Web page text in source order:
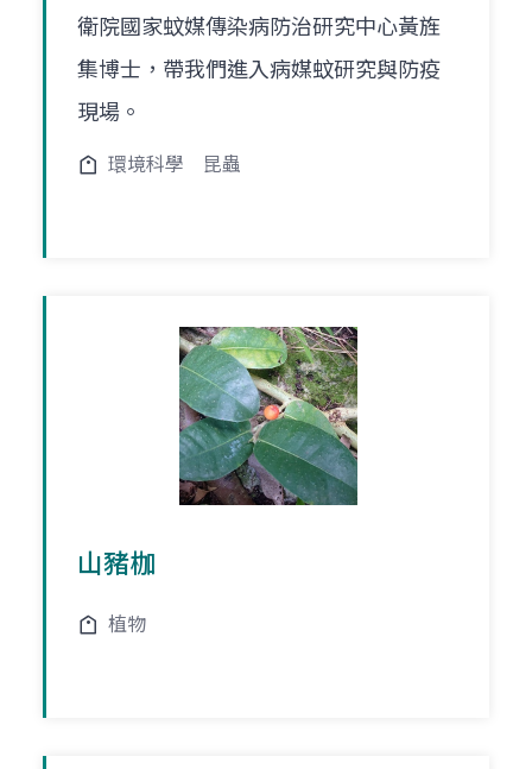
衛院國家蚊媒傳染病防治研究中心黃旌
集博士，帶我們進入病媒蚊研究與防疫
現場。
環境科學 昆蟲
山豬枷
植物